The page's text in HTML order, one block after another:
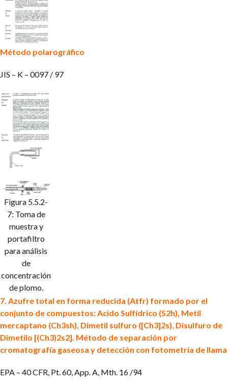
Método polarográfico
JIS – K – 0097 / 97
Figura 5.5.2-
7: Toma de
muestra y
portafiltro
para análisis
de
concentración
deplomo.
7. Azufre total en forma reducida (Atfr) formado por el
conjunto de compuestos: Acido Sulfídrico (S2h), Metil
mercaptano (Ch3sh), Dimetil sulfuro ([Ch3]2s), Disulfuro de
Dimetilo [(Ch3)2s2]. Método de separación por
cromatografía gaseosa y detección con fotometría de llama
EPA – 40 CFR, Pt. 60, App. A, Mth. 16 /94